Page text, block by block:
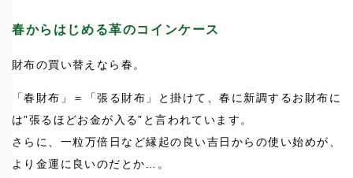
春からはじめる革のコインケース
財布の買い替えなら春。
「春財布」＝「張る財布」と掛けて、春に新調するお財布に
は”張るほどお金が入る”と言われています。
さらに、一粒万倍日など縁起の良い吉日からの使い始めが、
より金運に良いのだとか…。